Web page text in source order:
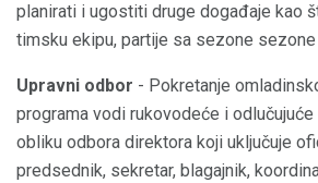
planirati i ugostiti druge događaje kao
timsku ekipu, partije sa sezone
Upravni odbor - Pokretanje
programa vodi rukovodeće i
obliku odbora direktora koji uključuje
predsednik, sekretar, blagajnik,